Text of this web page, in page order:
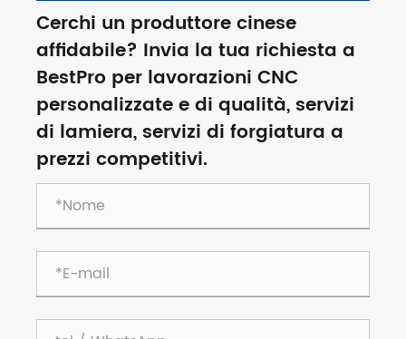
Cerchi un produttore cinese
affidabile? Invia la tua richiesta a
BestPro per lavorazioni CNC
personalizzate e di qualità, servizi
di lamiera, servizi di forgiatura a
prezzi competitivi.